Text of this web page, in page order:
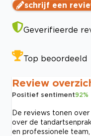
schrijf een
Geverifieerde
Top beoordeeld
Review
Positief sentiment92%
De reviews tonen
over de
en professionele